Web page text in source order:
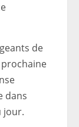
de
prochaine
dans
jour.